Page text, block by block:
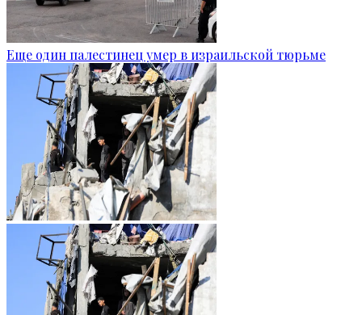
Еще один палестинец умер в израильской тюрьме